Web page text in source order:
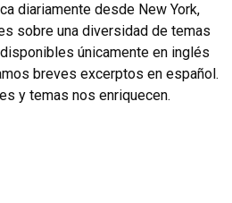
diariamente desde New York,
sobre una diversidad de temas
únicamente en inglés
breves excerptos en español.
y temas nos enriquecen.